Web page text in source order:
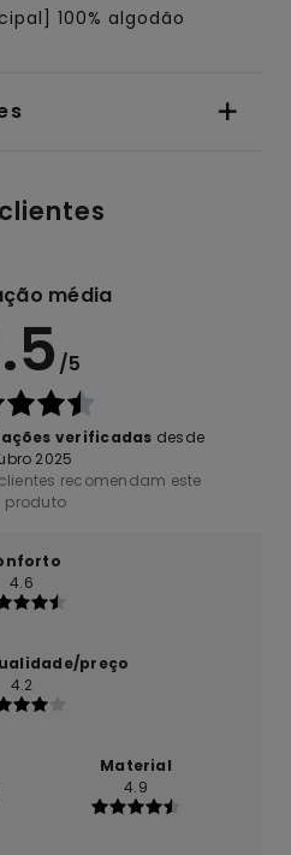
100% algodão
média
/5
verificadas desde
2025
recomendam este
produto
4.6
preço
4.2
Material
4.9